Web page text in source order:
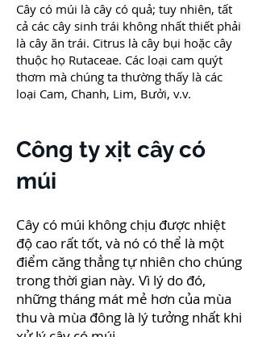
Cây có múi là cây có quả; tuy nhiên, tất
cả các cây sinh trái không nhất thiết phải
là cây ăn trái. Citrus là cây bụi hoặc cây
thuộc họ Rutaceae. Các loại cam quýt
thơm mà chúng ta thường thấy là các
loại Cam, Chanh, Lim, Bưởi, v.v.
Công ty xịt cây có
múi
Cây có múi không chịu được nhiệt
độ cao rất tốt, và nó có thể là một
điểm căng thẳng tự nhiên cho chúng
trong thời gian này. Vì lý do đó,
những tháng mát mẻ hơn của mùa
thu và mùa đông là lý tưởng nhất khi